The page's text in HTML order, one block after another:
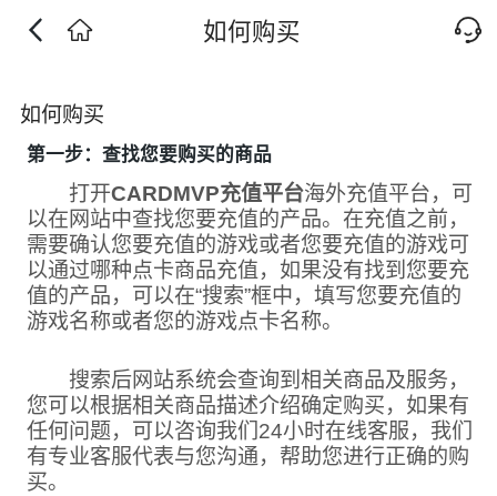
如何购买
如何购买
第一步：查找您要购买的商品
打开CARDMVP充值平台海外充值平台，可
以在网站中查找您要充值的产品。在充值之前，
需要确认您要充值的游戏或者您要充值的游戏可
以通过哪种点卡商品充值，如果没有找到您要充
值的产品，可以在“搜索”框中，填写您要充值的
游戏名称或者您的游戏点卡名称。
搜索后网站系统会查询到相关商品及服务，
您可以根据相关商品描述介绍确定购买，如果有
任何问题，可以咨询我们24小时在线客服，我们
有专业客服代表与您沟通，帮助您进行正确的购
买。